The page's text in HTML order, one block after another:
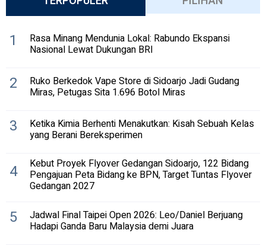
1 Rasa Minang Mendunia Lokal: Rabundo Ekspansi
Nasional Lewat Dukungan BRI
2 Ruko Berkedok Vape Store di Sidoarjo Jadi Gudang
Miras, Petugas Sita 1.696 Botol Miras
3 Ketika Kimia Berhenti Menakutkan: Kisah Sebuah Kelas
yang Berani Bereksperimen
4 Kebut Proyek Flyover Gedangan Sidoarjo, 122 Bidang
Pengajuan Peta Bidang ke BPN, Target Tuntas Flyover
Gedangan 2027
5 Jadwal Final Taipei Open 2026: Leo/Daniel Berjuang
Hadapi Ganda Baru Malaysia demi Juara